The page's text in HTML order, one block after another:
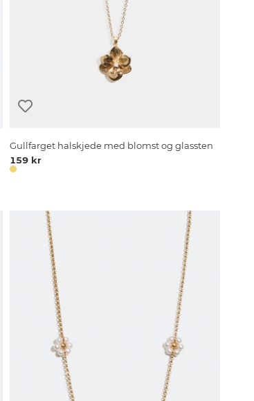
Gullfarget halskjede med blomst og glassten
159 kr